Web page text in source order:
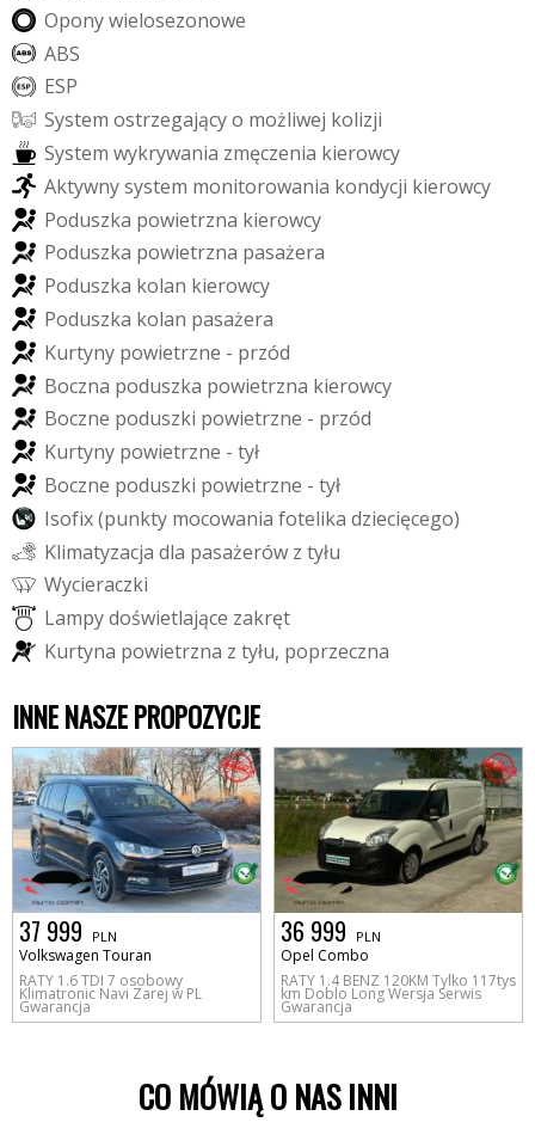
Oponywielosezonowe
ABS
ESP
System ostrzegającyo możliwej kolizji
System wykrywania zmęczenia kierowcy
Aktywnysystem monitorowania kondycji kierowcy
Poduszka powietrzna kierowcy
Poduszka powietrzna pasażera
Poduszka kolan kierowcy
Poduszka kolan pasażera
Kurtyny powietrzne - przód
Boczna poduszka powietrzna kierowcy
Boczne poduszki powietrzne - przód
Kurtyny powietrzne - tył
Boczne poduszki powietrzne - tył
Isofix(punkty mocowania fotelika dziecięcego)
Klimatyzacja dla pasażerów z tyłu
Wycieraczki
Lampydoświetlające zakręt
Kurtyna powietrzna z tyłu, poprzeczna
INNE NASZE PROPOZYCJE
37 999 PLN
Volkswagen Touran
RATY 1.6 TDI 7 osobowy
Klimatronic Navi Zarej w PL
Gwarancja
36 999 PLN
Opel Combo
RATY 1.4 BENZ 120KM Tylko 117tys
km Doblo Long Wersja Serwis
Gwarancja
CO MÓWIĄ O NAS INNI